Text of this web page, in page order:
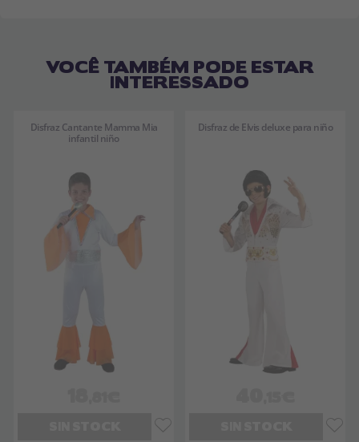
VOCÊ TAMBÉM PODE ESTAR
INTERESSADO
Disfraz Cantante Mamma Mia
infantil niño
Disfraz de Elvis deluxe para niño